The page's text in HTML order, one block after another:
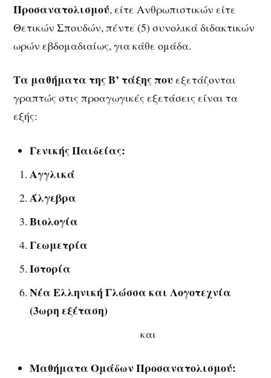
Προσανατολισμού, είτε Ανθρωπιστικών είτε
Θετικών Σπουδών, πέντε (5) συνολικά διδακτικών
ωρών εβδομαδιαίως, για κάθε ομάδα.
Τα μαθήματα της Β’ τάξης πουεξετάζονται
γραπτώς στις προαγωγικές εξετάσεις είναι τα
εξής:
Γενικής Παιδείας:
Αγγλικά
Άλγεβρα
Βιολογία
Γεωμετρία
Ιστορία
Νέα Ελληνική Γλώσσα και Λογοτεχνία
(3ωρη εξέταση)
και
Μαθήματα Ομάδων Προσανατολισμού: